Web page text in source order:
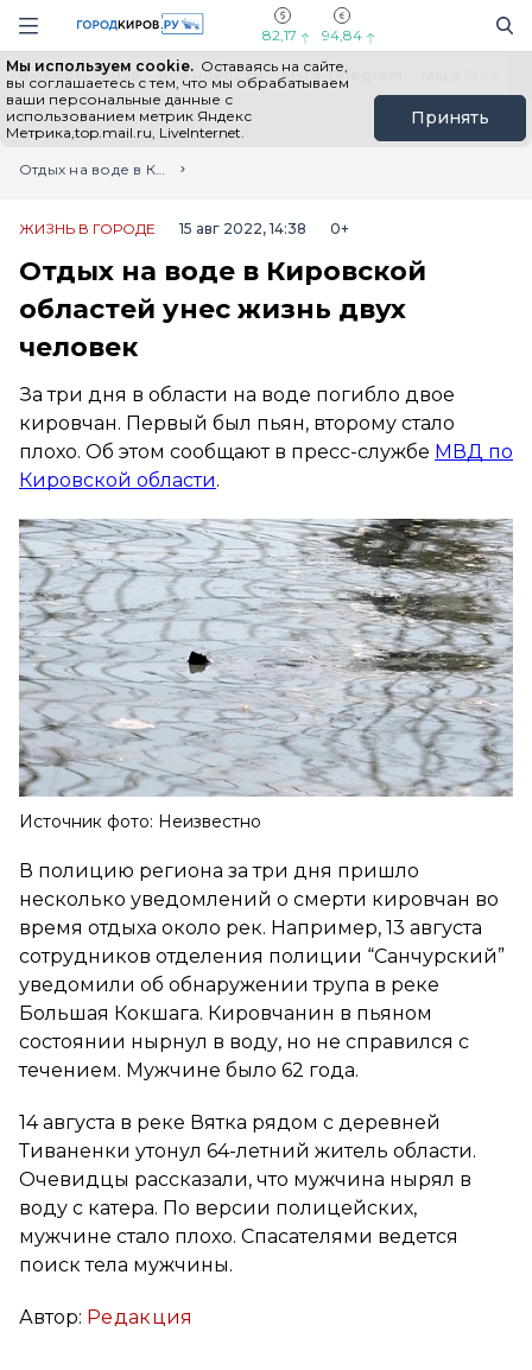
Навигация сайта
82,17 94,84
Мы используем cookie. Оставаясь на сайте,
вы соглашаетесь с тем, что мы обрабатываем
ваши персональные данные с
использованием метрик Яндекс
Метрика,top.mail.ru, LiveInternet.
Принять
Выборы - 2026 Все новости Мы в Telegram
Главная
Лента новостей
Отдых на воде в Кировской областей унес жизнь двух человек
ЖИЗНЬ В ГОРОДЕ 15 авг 2022, 14:38 0+
Отдых на воде в Кировской
областей унес жизнь двух
человек
За три дня в области на воде погибло двое
кировчан. Первый был пьян, второму стало
плохо. Об этом сообщают в пресс-службе МВД по
Кировской области.
Источник фото: Неизвестно
В полицию региона за три дня пришло
несколько уведомлений о смерти кировчан во
время отдыха около рек. Например, 13 августа
сотрудников отделения полиции “Санчурский”
уведомили об обнаружении трупа в реке
Большая Кокшага. Кировчанин в пьяном
состоянии нырнул в воду, но не справился с
течением. Мужчине было 62 года.
14 августа в реке Вятка рядом с деревней
Тиваненки утонул 64-летний житель области.
Очевидцы рассказали, что мужчина нырял в
воду с катера. По версии полицейских,
мужчине стало плохо. Спасателями ведется
поиск тела мужчины.
Автор: Редакция